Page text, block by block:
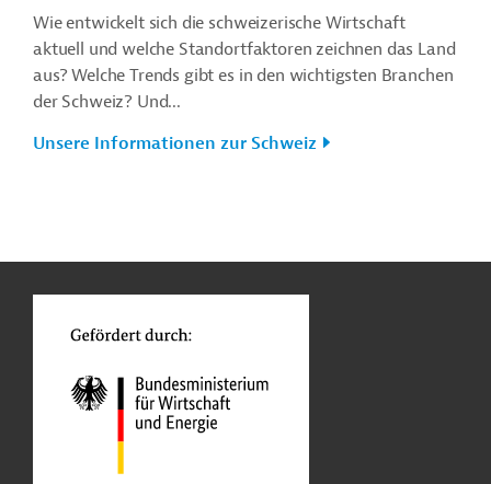
Wie entwickelt sich die schweizerische Wirtschaft
aktuell und welche Standortfaktoren zeichnen das Land
aus? Welche Trends gibt es in den wichtigsten Branchen
der Schweiz? Und...
Unsere Informationen zur Schweiz